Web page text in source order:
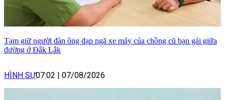
Tạm giữ người đàn ông đạp ngã xe máy của chồng cũ bạn gái giữa
đường ở Đắk Lắk
HÌNH SỰ07:02 07/08/2026